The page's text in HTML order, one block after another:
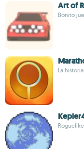
Art of
Bonito
La